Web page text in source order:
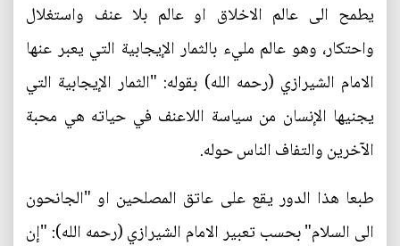
يطمح الى عالم الاخلاق او عالم بلا عنف واستغلال
واحتكار، وهو عالم مليء بالثمار الإيجابية التي يعبر عنها
الامام الشيرازي (رحمه الله) بقوله: "الثمار الإيجابية التي
يجنيها الإنسان من سياسة اللاعنف في حياته هي محبة
الآخرين والتفاف الناس حوله.
طبعا هذا الدور يقع على عاتق المصلحين او "الجانحون
الى السلام" بحسب تعبير الامام الشيرازي (رحمه الله): "إن